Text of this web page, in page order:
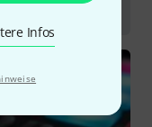
Infos